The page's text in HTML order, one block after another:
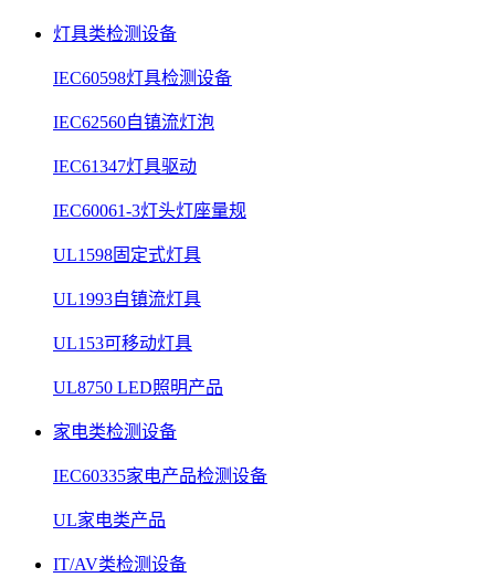
灯具类检测设备
IEC60598灯具检测设备
IEC62560自镇流灯泡
IEC61347灯具驱动
IEC60061-3灯头灯座量规
UL1598固定式灯具
UL1993自镇流灯具
UL153可移动灯具
UL8750 LED照明产品
家电类检测设备
IEC60335家电产品检测设备
UL家电类产品
IT/AV类检测设备